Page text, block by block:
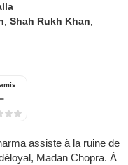
,Shah Rukh Khan
assiste à la ruine de
Madan Chopra. À